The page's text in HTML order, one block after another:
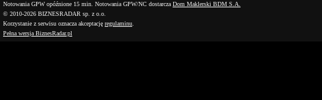
Notowania GPW opóźnione 15 min. Notowania GPW/NC dostarcza Dom Maklerski BDM S.A.
© 2010-2026 BIZNESRADAR sp. z o.o.
Korzystanie z serwisu oznacza akceptację regulaminu
Pełna wersja BiznesRadar.pl